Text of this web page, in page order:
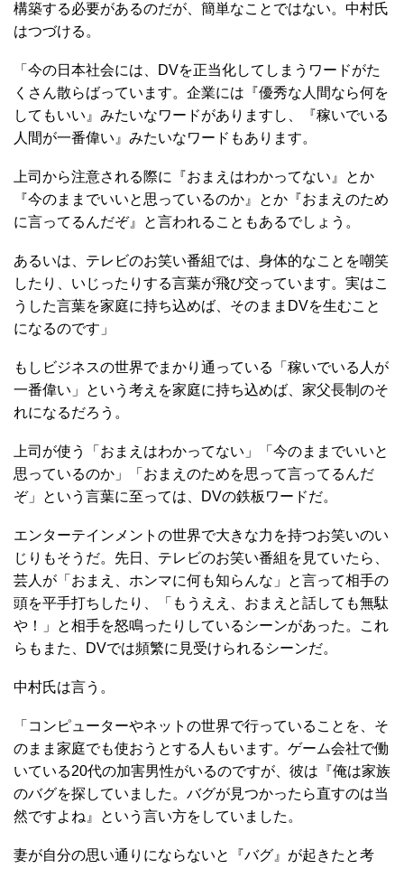
構築する必要があるのだが、簡単なことではない。中村氏
はつづける。
「今の日本社会には、DVを正当化してしまうワードがた
くさん散らばっています。企業には『優秀な人間なら何を
してもいい』みたいなワードがありますし、『稼いでいる
人間が一番偉い』みたいなワードもあります。
上司から注意される際に『おまえはわかってない』とか
『今のままでいいと思っているのか』とか『おまえのため
に言ってるんだぞ』と言われることもあるでしょう。
あるいは、テレビのお笑い番組では、身体的なことを嘲笑
したり、いじったりする言葉が飛び交っています。実はこ
うした言葉を家庭に持ち込めば、そのままDVを生むこと
になるのです」
もしビジネスの世界でまかり通っている「稼いでいる人が
一番偉い」という考えを家庭に持ち込めば、家父長制のそ
れになるだろう。
上司が使う「おまえはわかってない」「今のままでいいと
思っているのか」「おまえのためを思って言ってるんだ
ぞ」という言葉に至っては、DVの鉄板ワードだ。
エンターテインメントの世界で大きな力を持つお笑いのい
じりもそうだ。先日、テレビのお笑い番組を見ていたら、
芸人が「おまえ、ホンマに何も知らんな」と言って相手の
頭を平手打ちしたり、「もうええ、おまえと話しても無駄
や！」と相手を怒鳴ったりしているシーンがあった。これ
らもまた、DVでは頻繁に見受けられるシーンだ。
中村氏は言う。
「コンピューターやネットの世界で行っていることを、そ
のまま家庭でも使おうとする人もいます。ゲーム会社で働
いている20代の加害男性がいるのですが、彼は『俺は家族
のバグを探していました。バグが見つかったら直すのは当
然ですよね』という言い方をしていました。
妻が自分の思い通りにならないと『バグ』が起きたと考